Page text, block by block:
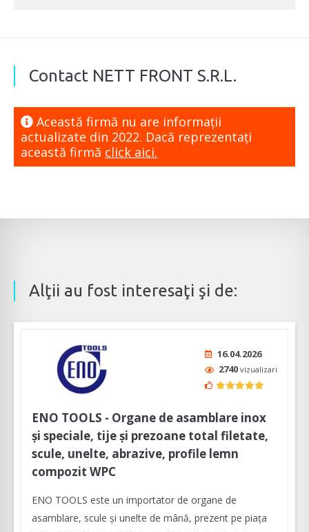
Contact NETT FRONT S.R.L.
Această firmă nu are informaţii
actualizate din 2022. Dacă reprezentaţi
această firmă click aici.
Alţii au fost interesaţi şi de:
16.04.2026
2740 vizualizari
ENO TOOLS - Organe de asamblare inox
și speciale, tije și prezoane total filetate,
scule, unelte, abrazive, profile lemn
compozit WPC
ENO TOOLS este un importator de organe de
asamblare, scule și unelte de mână, prezent pe piața